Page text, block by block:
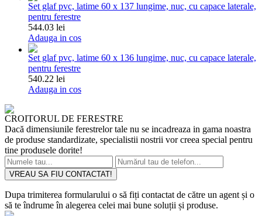
Set glaf pvc, latime 60 x 137 lungime, nuc, cu capace laterale,
pentru ferestre
544.03 lei
Adauga in cos
Set glaf pvc, latime 60 x 136 lungime, nuc, cu capace laterale,
pentru ferestre
540.22 lei
Adauga in cos
CROITORUL DE FERESTRE
Dacă dimensiunile ferestrelor tale nu se incadreaza in gama noastra
de produse standardizate, specialistii nostrii vor creea special pentru
tine produsele dorite!
VREAU SA FIU CONTACTAT!
Dupa trimiterea formularului o să fiți contactat de către un agent și o
să te îndrume în alegerea celei mai bune soluții și produse.